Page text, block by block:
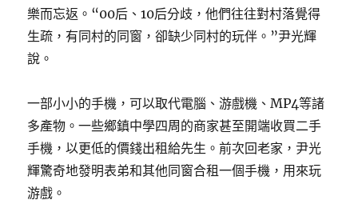
樂而忘返。“00后、10后分歧，他們往往對村落覺得
生疏，有同村的同窗，卻缺少同村的玩伴。”尹光輝
說。
一部小小的手機，可以取代電腦、游戲機、MP4等諸
多產物。一些鄉鎮中學四周的商家甚至開端收買二手
手機，以更低的價錢出租給先生。前次回老家，尹光
輝驚奇地發明表弟和其他同窗合租一個手機，用來玩
游戲。